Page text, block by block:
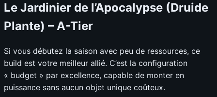
Le Jardinier de l’Apocalypse (Druide
Plante) – A-Tier
Si vous débutez la saison avec peu de ressources, ce
build est votre meilleur allié. C’est la configuration
« budget » par excellence, capable de monter en
puissance sans aucun objet unique coûteux.